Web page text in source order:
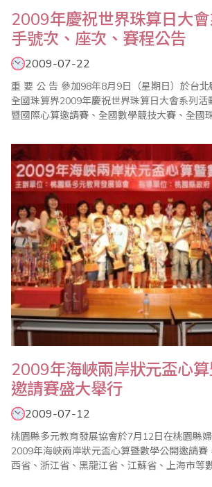
2009年慶祝世界珠算日大
手號次、座次、賽程公告
2009-07-22
重 要 公 告 參加98年8月9日（星期日）於台北縣政府大禮堂舉辦之
全國珠算界2009年慶祝世界珠算日大會系列活
暨國際心算邀請賽、全國數學競技大賽、全國
響台灣地區以8月7日、8日為主..
2009年海峽兩岸狀元盃心
邀請賽盛大舉行
2009-07-12
桃園縣多元教育發展協會於7月12日在桃園縣
2009年海峽兩岸狀元盃心算暨數學公開邀請賽
西省、浙江省、黑龍江省、江蘇省、上海市等